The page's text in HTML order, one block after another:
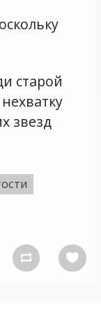
старой
звезд
 